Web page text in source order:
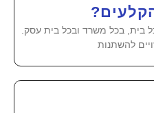
בית, בכל משרד ובכל בית עסק.
להשתנות